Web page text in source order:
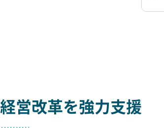
経営改革を強力支援